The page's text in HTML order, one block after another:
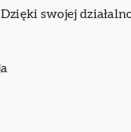
swojej